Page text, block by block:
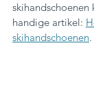
skihandschoenen
handige artikel:
skihandschoenen.